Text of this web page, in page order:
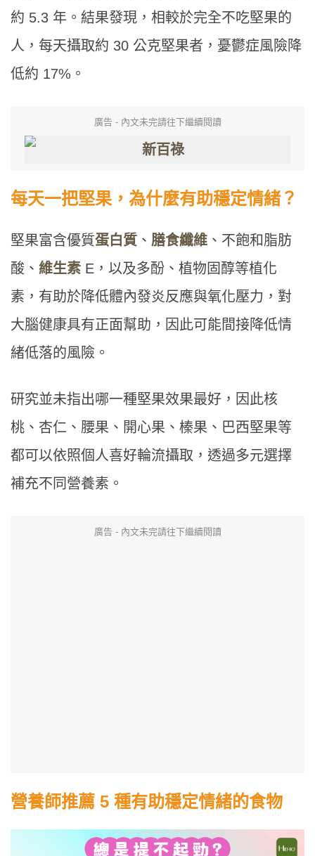
約 5.3 年。結果發現，相較於完全不吃堅果的
人，每天攝取約 30 公克堅果者，憂鬱症風險降
低約 17%。
廣告 - 內文未完請往下繼續閱讀
每天一把堅果，為什麼有助穩定情緒？
堅果富含優質蛋白質 、 膳食纖維 、不飽和脂肪
酸、 維生素 E，以及多酚、植物固醇等植化
素，有助於降低體內發炎反應與氧化壓力，對
大腦健康具有正面幫助，因此可能間接降低情
緒低落的風險。
研究並未指出哪一種堅果效果最好，因此核
桃、杏仁、腰果、開心果、榛果、巴西堅果等
都可以依照個人喜好輪流攝取，透過多元選擇
補充不同營養素。
廣告 - 內文未完請往下繼續閱讀
營養師推薦 5 種有助穩定情緒的食物